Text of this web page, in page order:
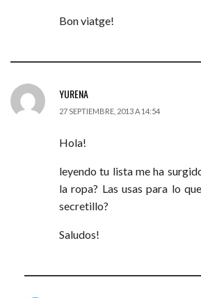
Bon viatge!
YURENA
27 SEPTIEMBRE, 2013 A 14:54
Hola!
leyendo tu lista me ha
la ropa? Las usas para lo
secretillo?
Saludos!